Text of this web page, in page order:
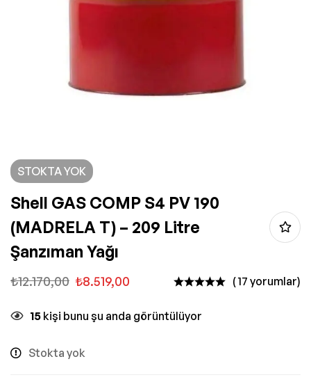
STOKTA YOK
Shell GAS COMP S4 PV 190
(MADRELA T) – 209 Litre
Şanzıman Yağı
₺12.170,00 ₺8.519,00 ( 17 yorumlar)
15 kişi bunu şu anda görüntülüyor
Stokta yok